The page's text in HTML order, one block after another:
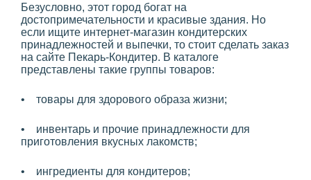
Безусловно, этот город богат на
достопримечательности и красивые здания. Но
если ищите интернет-магазин кондитерских
принадлежностей и выпечки, то стоит сделать заказ
на сайте Пекарь-Кондитер. В каталоге
представлены такие группы товаров:
• товары для здорового образа жизни;
• инвентарь и прочие принадлежности для
приготовления вкусных лакомств;
• ингредиенты для кондитеров;